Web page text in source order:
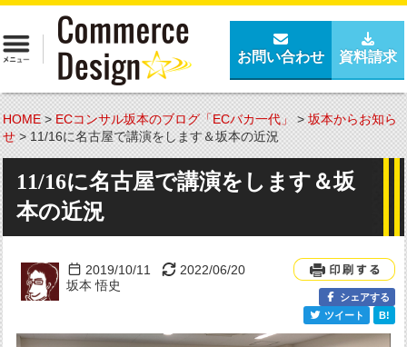
お問い合わせ 資料請求
HOME>ECコンサル坂本のブログ「ECバカ一代」>坂本からお知ら
せ>11/16に名古屋で講演をします＆坂本の近況
11/16に名古屋で講演をします＆坂
本の近況
2019/10/11
2022/06/20
坂本 悟史
シェアする
ツイート
B!